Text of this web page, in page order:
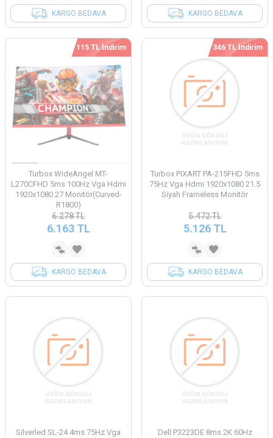
KARGO BEDAVA KARGO BEDAVA
115 TL İndirim
Turbox WideAngel MT-
L270CFHD 5ms 100Hz Vga Hdmi
1920x1080 27 Monitör(Curved-
R1800)
6.278TL
6.163TL
KARGO BEDAVA
346 TL İndirim
Turbox PIXART PA-215FHD 5ms
75Hz Vga Hdmi 1920x1080 21.5
Siyah Frameless Monitör
5.472TL
5.126TL
KARGO BEDAVA
Silverled SL-24 4ms 75Hz Vga Dell P3223DE 8ms 2K 60Hz